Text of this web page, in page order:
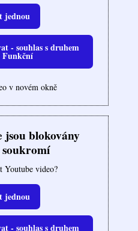
jednou
- souhlas s druhem
Funkční
v novém okně
jsou blokovány
Youtube video?
jednou
- souhlas s druhem